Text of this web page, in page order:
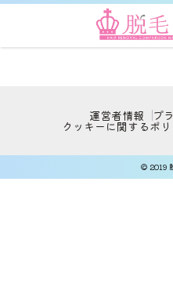
運営者情報 プ
クッキーに関するポ
© 2019